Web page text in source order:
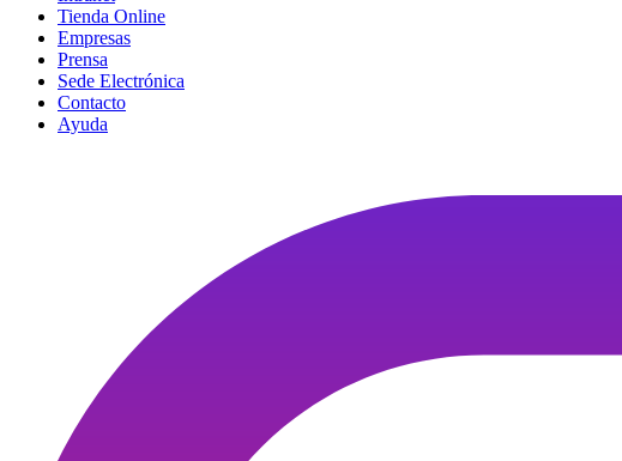
Tienda Online
Empresas
Prensa
Sede Electrónica
Contacto
Ayuda